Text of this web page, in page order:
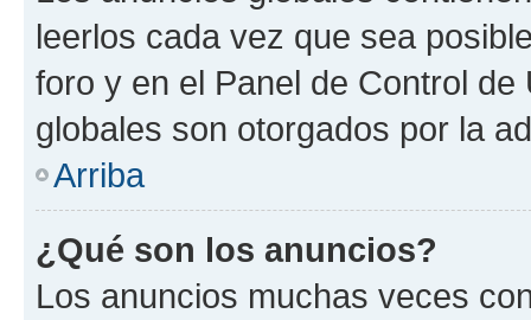
leerlos cada vez que sea
foro y en el Panel de Control
globales son otorgados por la
Arriba
¿Qué son los anuncios?
Los anuncios muchas veces